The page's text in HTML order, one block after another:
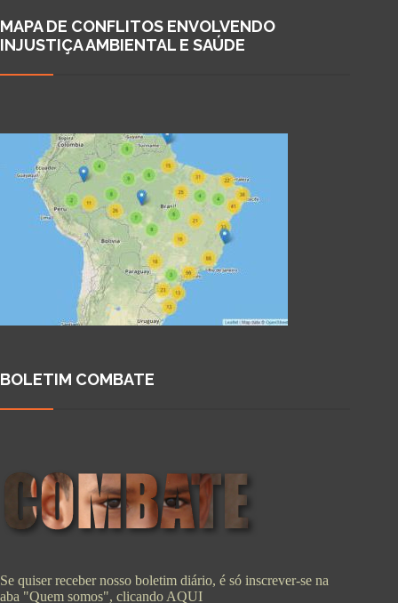
MAPA DE CONFLITOS ENVOLVENDO
INJUSTIÇA AMBIENTAL E SAÚDE
BOLETIM COMBATE
Se quiser receber nosso boletim diário, é só inscrever-se na
aba "Quem somos", clicando AQUI